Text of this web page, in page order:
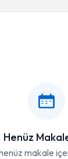
Henüz
makale